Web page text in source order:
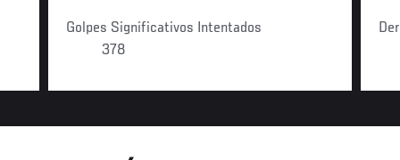
Golpes Significativos Intentados
378